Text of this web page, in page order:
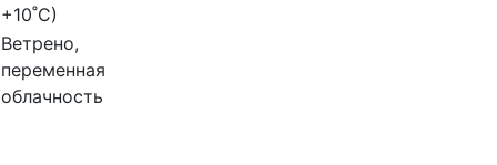
+10˚C)
Ветрено,
переменная
облачность